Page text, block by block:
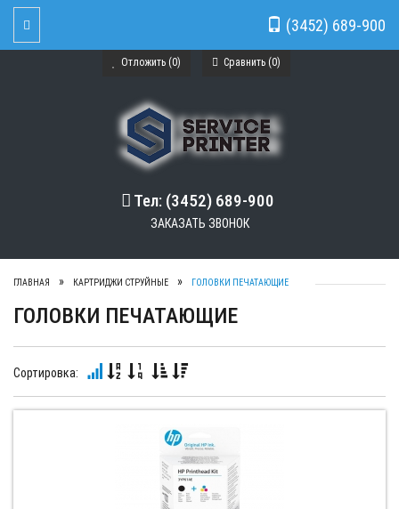
Отложить (0) Сравнить (0)
Тел: (3452) 689-900
ЗАКАЗАТЬ ЗВОНОК
(3452) 689-900
Toggle Navigation
ГЛАВНАЯ КАРТРИДЖИ СТРУЙНЫЕ ГОЛОВКИ ПЕЧАТАЮЩИЕ
ГОЛОВКИ ПЕЧАТАЮЩИЕ
Сортировка: